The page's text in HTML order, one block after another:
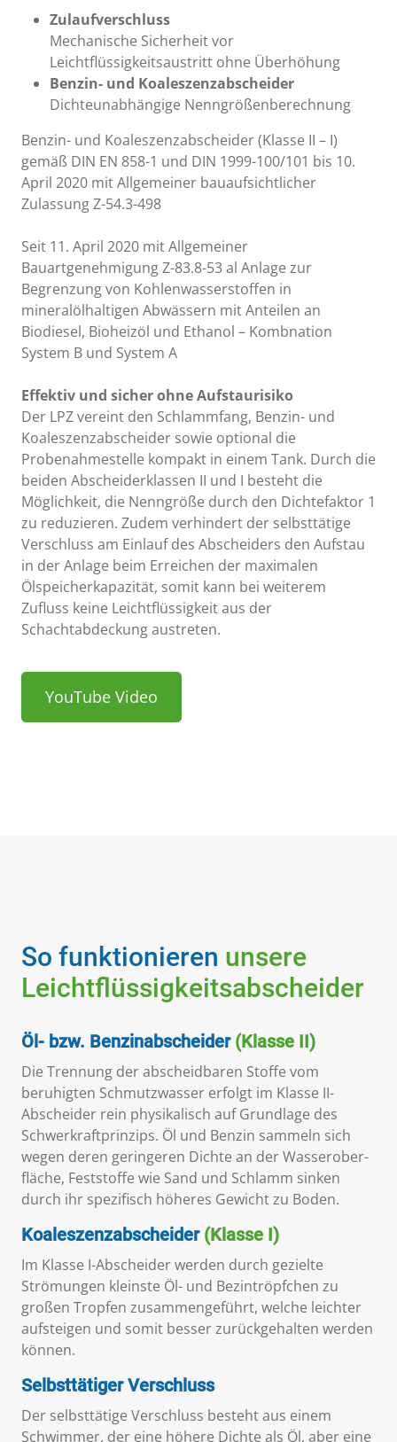
Zulaufverschluss
Mechanische Sicherheit vor
Leichtflüssigkeitsaustritt ohne Überhöhung
Benzin- und Koaleszenzabscheider
Dichteunabhängige Nenngrößenberechnung
Benzin- und Koaleszenzabscheider (Klasse II – I)
gemäß DIN EN 858-1 und DIN 1999-100/101 bis 10.
April 2020 mit Allgemeiner bauaufsichtlicher
Zulassung Z-54.3-498
Seit 11. April 2020 mit Allgemeiner
Bauartgenehmigung Z-83.8-53 al Anlage zur
Begrenzung von Kohlenwasserstoffen in
mineralölhaltigen Abwässern mit Anteilen an
Biodiesel, Bioheizöl und Ethanol – Kombnation
System B und System A
Effektiv und sicher ohne Aufstaurisiko
Der LPZ vereint den Schlammfang, Benzin- und
Koaleszenzabscheider sowie optional die
Probenahmestelle kompakt in einem Tank. Durch die
beiden Abscheiderklassen II und I besteht die
Möglichkeit, die Nenngröße durch den Dichtefaktor 1
zu reduzieren. Zudem verhindert der selbsttätige
Verschluss am Einlauf des Abscheiders den Aufstau
in der Anlage beim Erreichen der maximalen
Ölspeicherkapazität, somit kann bei weiterem
Zufluss keine Leichtflüssigkeit aus der
Schachtabdeckung austreten.
YouTube Video
So funktionieren unsere
Leichtflüssigkeitsabscheider
Öl- bzw. Benzinabscheider (Klasse II)
Die Trennung der abscheidbaren Stoffe vom
beruhigten Schmutzwasser erfolgt im Klasse II-
Abscheider rein physikalisch auf Grundlage des
Schwerkraftprinzips. Öl und Benzin sammeln sich
wegen deren geringeren Dichte an der Wasserober­
fläche, Feststoffe wie Sand und Schlamm sinken
durch ihr spezifisch höheres Gewicht zu Boden.
Koaleszenzabscheider (Klasse I)
Im Klasse I-Abscheider werden durch gezielte
Strömungen kleinste Öl- und Bezintröpfchen zu
großen Tropfen zusammengeführt, welche leichter
aufsteigen und somit besser zurückgehalten werden
können.
Selbsttätiger Verschluss
Der selbsttätige Verschluss besteht aus einem
Schwimmer, der eine höhere Dichte als Öl, aber eine